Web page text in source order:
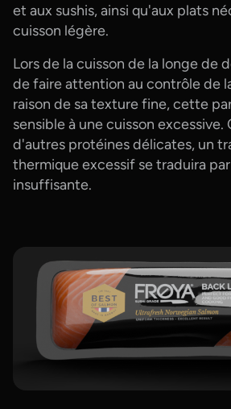
et aux sushis, ainsi qu'aux plats
cuisson légère.
Lors de la cuisson de la longe de
de faire attention au contrôle de
raison de sa texture fine, cette
sensible à une cuisson excessive.
d'autres protéines délicates, un
thermique excessif se traduira
insuffisante.